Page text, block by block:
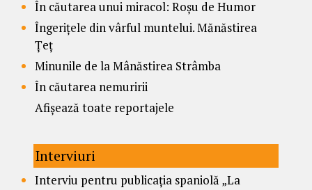
În căutarea unui miracol: Roșu de Humor
Îngerițele din vârful muntelui. Mănăstirea
Țeț
Minunile de la Mânăstirea Strâmba
În căutarea nemuririi
Afișează toate reportajele
Interviuri
Interviu pentru publicația spaniolă „La